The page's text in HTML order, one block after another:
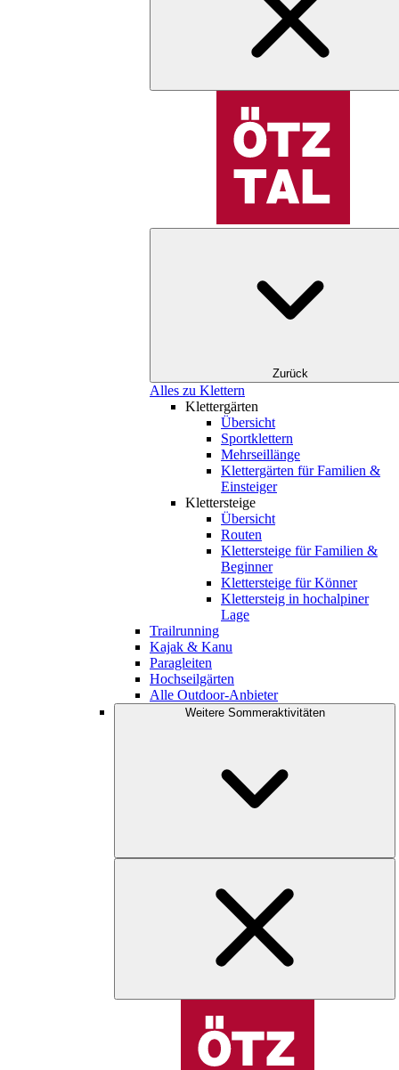
Zurück
Alles zu Klettern
Klettergärten
Übersicht
Sportklettern
Mehrseillänge
Klettergärten für Familien &
Einsteiger
Klettersteige
Übersicht
Routen
Klettersteige für Familien &
Beginner
Klettersteige für Könner
Klettersteig in hochalpiner
Lage
Trailrunning
Kajak & Kanu
Paragleiten
Hochseilgärten
Alle Outdoor-Anbieter
Weitere Sommeraktivitäten